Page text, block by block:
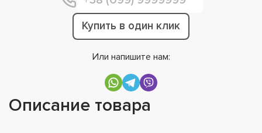
Купить в один клик
Или напишите нам:
Описание товара